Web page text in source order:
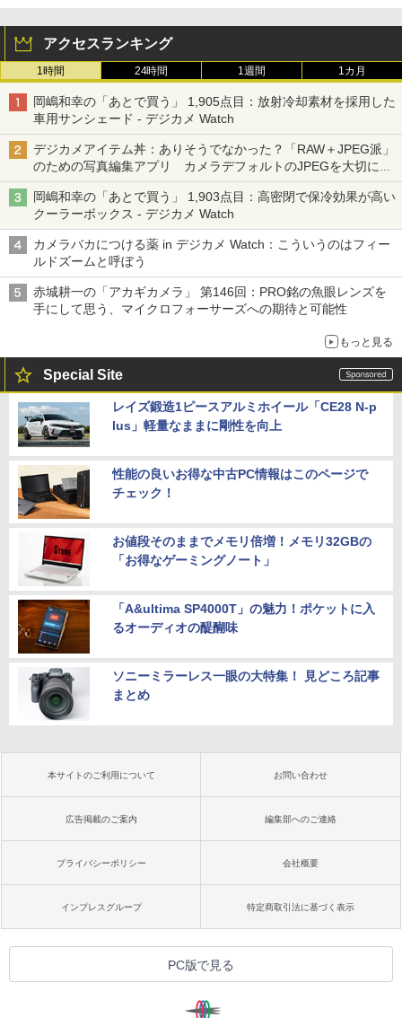
アクセスランキング
1時間 24時間 1週間 1カ月
岡嶋和幸の「あとで買う」 1,905点目：放射冷却素材を採用した
車用サンシェード - デジカメ Watch
デジカメアイテム丼：ありそうでなかった？「RAW＋JPEG派」
のための写真編集アプリ カメラデフォルトのJPEGを大切にす
る「Filmator」
岡嶋和幸の「あとで買う」 1,903点目：高密閉で保冷効果が高い
クーラーボックス - デジカメ Watch
カメラバカにつける薬 in デジカメ Watch：こういうのはフィー
ルドズームと呼ぼう
赤城耕一の「アカギカメラ」 第146回：PRO銘の魚眼レンズを
手にして思う、マイクロフォーサーズへの期待と可能性
もっと見る
Special Site
レイズ鍛造1ピースアルミホイール「CE28 N-p
lus」軽量なままに剛性を向上
性能の良いお得な中古PC情報はこのページで
チェック！
お値段そのままでメモリ倍増！メモリ32GBの
「お得なゲーミングノート」
「A&ultima SP4000T」の魅力！ポケットに入
るオーディオの醍醐味
ソニーミラーレス一眼の大特集！ 見どころ記事
まとめ
本サイトのご利用について お問い合わせ
広告掲載のご案内 編集部へのご連絡
プライバシーポリシー 会社概要
インプレスグループ 特定商取引法に基づく表示
PC版で見る